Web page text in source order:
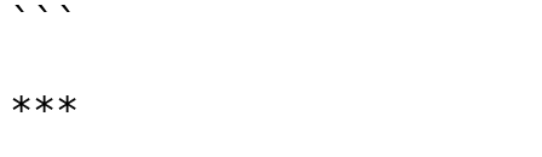
```
***